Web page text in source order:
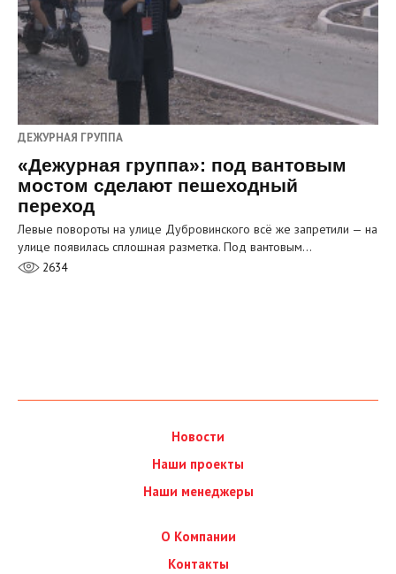
ДЕЖУРНАЯ ГРУППА
«Дежурная группа»: под вантовым
мостом сделают пешеходный
переход
Левые повороты на улице Дубровинского всё же запретили — на
улице появилась сплошная разметка. Под вантовым…
2634
Новости
Наши проекты
Наши менеджеры
О Компании
Контакты